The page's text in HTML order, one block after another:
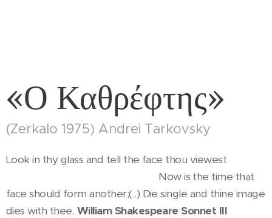
«Ο Καθρέφτης»
(Zerkalo 1975) Andrei Tarkovsky
Look in thy glass and tell the face thou viewest
Now is the time that
face should form another;(..) Die single and thine image
dies with thee. William Shakespeare Sonnet III